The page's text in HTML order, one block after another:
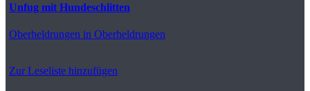
Unfug mit Hundeschlitten
Oberheldrungen in Oberheldrungen
Zur Leseliste hinzufügen